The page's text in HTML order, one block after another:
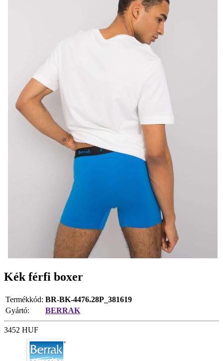
Kék férfi boxer
Termékkód: BR-BK-4476.28P_381619
Gyártó:
BERRAK
3452 HUF